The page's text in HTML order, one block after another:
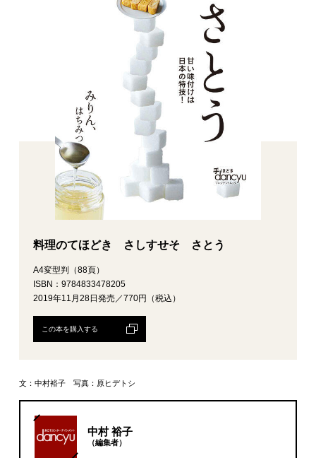
料理のてほどき さしすせそ さとう
A4変型判（88頁）
ISBN：9784833478205
2019年11月28日発売／770円（税込）
この本を購入する
文：中村裕子 写真：原ヒデトシ
中村 裕子
（編集者）